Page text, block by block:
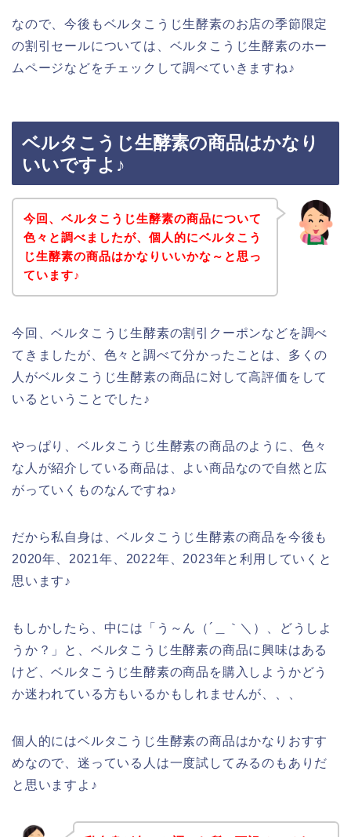
なので、今後もベルタこうじ生酵素のお店の季節限定
の割引セールについては、ベルタこうじ生酵素のホー
ムページなどをチェックして調べていきますね♪
ベルタこうじ生酵素の商品はかなり
いいですよ♪
今回、ベルタこうじ生酵素の商品について
色々と調べましたが、個人的にベルタこう
じ生酵素の商品はかなりいいかな～と思っ
ています♪
今回、ベルタこうじ生酵素の割引クーポンなどを調べ
てきましたが、色々と調べて分かったことは、多くの
人がベルタこうじ生酵素の商品に対して高評価をして
いるということでした♪
やっぱり、ベルタこうじ生酵素の商品のように、色々
な人が紹介している商品は、よい商品なので自然と広
がっていくものなんですね♪
だから私自身は、ベルタこうじ生酵素の商品を今後も
2020年、2021年、2022年、2023年と利用していくと
思います♪
もしかしたら、中には「う～ん（´＿｀＼）、どうしよ
うか？」と、ベルタこうじ生酵素の商品に興味はある
けど、ベルタこうじ生酵素の商品を購入しようかどう
か迷われている方もいるかもしれませんが、、、
個人的にはベルタこうじ生酵素の商品はかなりおすす
めなので、迷っている人は一度試してみるのもありだ
と思いますよ♪